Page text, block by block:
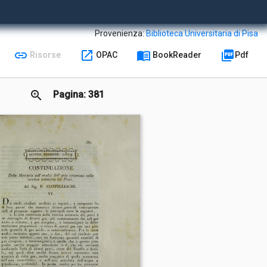
Provenienza:Biblioteca Universitaria di Pisa
link Risorse open_in_new OPAC menu_book BookReader picture_as_pdf Pdf
zoom_in Pagina: 381